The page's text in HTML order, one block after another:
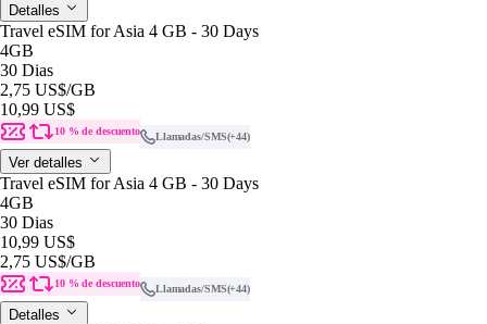
Detalles
Travel eSIM for Asia 4 GB - 30 Days
4GB
30 Dias
2,75 US$/GB
10,99 US$
10 % de descuento Llamadas/SMS(+44)
Ver detalles
Travel eSIM for Asia 4 GB - 30 Days
4GB
30 Dias
10,99 US$
2,75 US$/GB
10 % de descuento Llamadas/SMS(+44)
Detalles